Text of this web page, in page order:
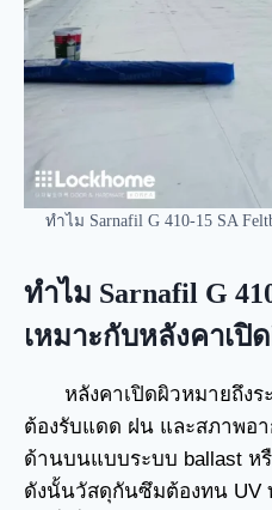
ทำไม Sarnafil G 410-15 SA
ทำไม Sarnafil G
เหมาะกับหลังคาเปิ
หลังคาเปิดผิวหมายถึง
ต้องรับแดด ฝน และสภาพอ
ด้านบนแบบระบบ ballast ห
ดังนั้นวัสดุกันซึมต้องทน UV